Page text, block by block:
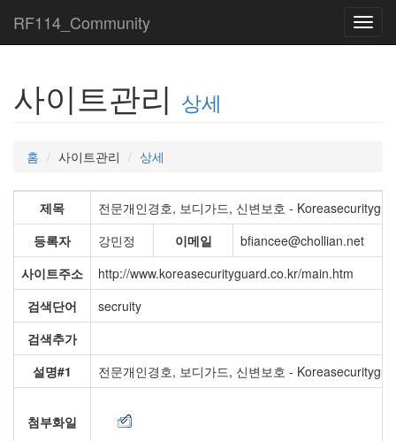
RF114_Community
사이트관리 상세
홈 사이트관리 상세
제목
전문개인경호, 보디가드, 신변보호 -
등록자
강민정 이메일
bfiancee@chollian.net
사이트주소
http://www.koreasecurityguard.co.kr/main.htm
검색단어
secruity
검색추가
설명#1
전문개인경호, 보디가드, 신변보호 -
첨부화일